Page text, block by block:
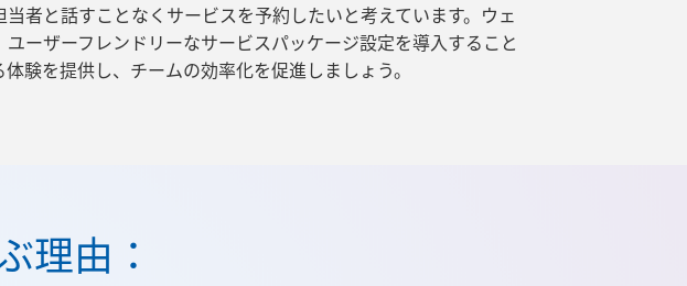
者と話すことなくサービスを予約したいと考えています。ウェ
ユーザーフレンドリーなサービスパッケージ設定を導入すること
験を提供し、チームの効率化を促進しましょう。
理由：